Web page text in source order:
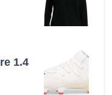
1.4